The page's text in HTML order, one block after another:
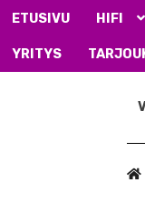
ETUSIVU HIFI
YRITYS